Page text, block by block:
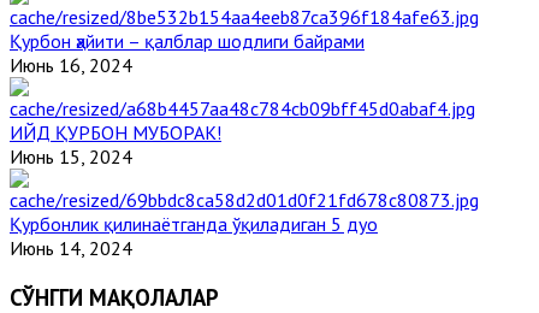
Қурбон ҳайити – қалблар шодлиги байрами
Июнь 16, 2024
ИЙД ҚУРБОН МУБОРАК!
Июнь 15, 2024
Қурбонлик қилинаётганда ўқиладиган 5 дуо
Июнь 14, 2024
СЎНГГИ МАҚОЛАЛАР